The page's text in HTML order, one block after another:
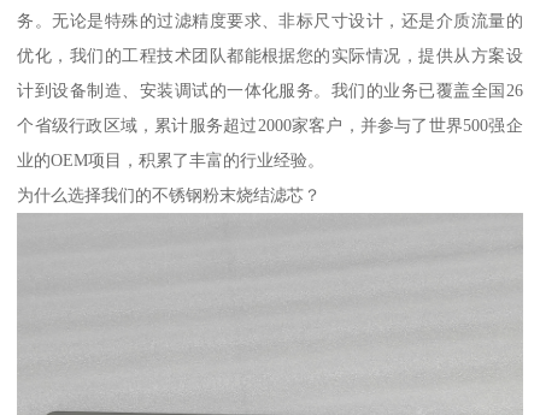
务。无论是特殊的过滤精度要求、非标尺寸设计，还是介质流量的
优化，我们的工程技术团队都能根据您的实际情况，提供从方案设
计到设备制造、安装调试的一体化服务。我们的业务已覆盖全国26
个省级行政区域，累计服务超过2000家客户，并参与了世界500强企
业的OEM项目，积累了丰富的行业经验。
为什么选择我们的不锈钢粉末烧结滤芯？